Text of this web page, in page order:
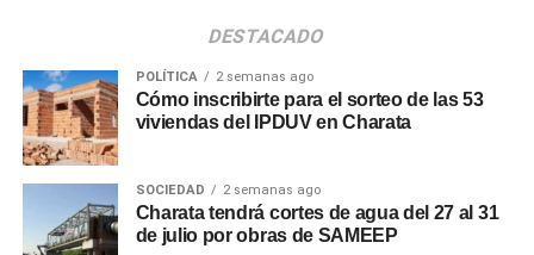
DESTACADO
POLÍTICA 2 semanas ago
Cómo inscribirte para el sorteo de las 53
viviendas del IPDUV en Charata
SOCIEDAD 2 semanas ago
Charata tendrá cortes de agua del 27 al 31
de julio por obras de SAMEEP